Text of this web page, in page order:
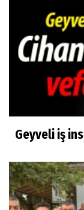
Geyveli iş